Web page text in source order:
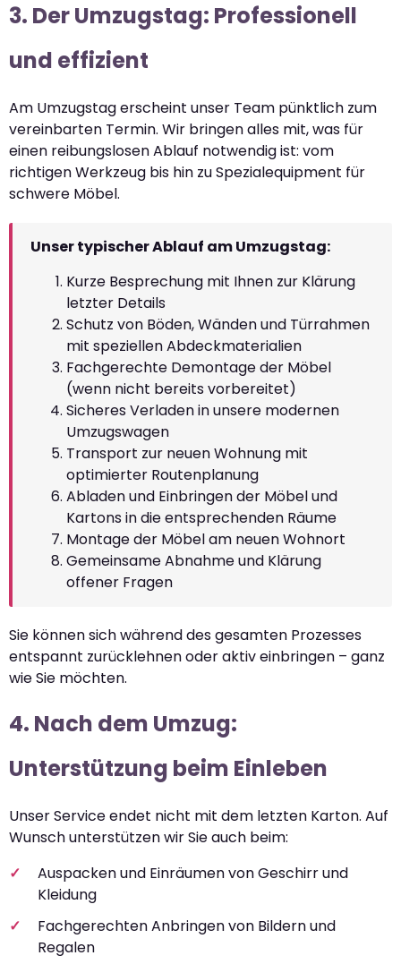
3. Der Umzugstag: Professionell
und effizient
Am Umzugstag erscheint unser Team pünktlich zum
vereinbarten Termin. Wir bringen alles mit, was für
einen reibungslosen Ablauf notwendig ist: vom
richtigen Werkzeug bis hin zu Spezialequipment für
schwere Möbel.
Unser typischer Ablauf am Umzugstag:
Kurze Besprechung mit Ihnen zur Klärung
letzter Details
Schutz von Böden, Wänden und Türrahmen
mit speziellen Abdeckmaterialien
Fachgerechte Demontage der Möbel
(wenn nicht bereits vorbereitet)
Sicheres Verladen in unsere modernen
Umzugswagen
Transport zur neuen Wohnung mit
optimierter Routenplanung
Abladen und Einbringen der Möbel und
Kartons in die entsprechenden Räume
Montage der Möbel am neuen Wohnort
Gemeinsame Abnahme und Klärung
offener Fragen
Sie können sich während des gesamten Prozesses
entspannt zurücklehnen oder aktiv einbringen – ganz
wie Sie möchten.
4. Nach dem Umzug:
Unterstützung beim Einleben
Unser Service endet nicht mit dem letzten Karton. Auf
Wunsch unterstützen wir Sie auch beim:
Auspacken und Einräumen von Geschirr und
Kleidung
Fachgerechten Anbringen von Bildern und
Regalen